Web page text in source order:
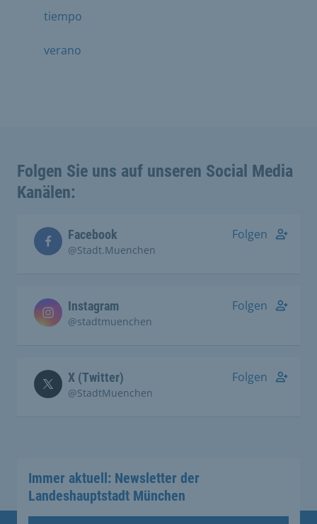
tiempo
verano
Folgen Sie uns auf unseren Social Media
Kanälen:
Facebook
@Stadt.Muenchen
Folgen
Instagram
@stadtmuenchen
Folgen
X (Twitter)
@StadtMuenchen
Folgen
Immer aktuell: Newsletter der
Landeshauptstadt München